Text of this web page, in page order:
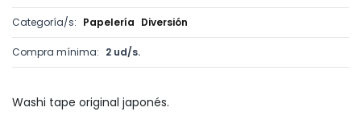
Categoría/s: Papelería Diversión
Compra mínima: 2 ud/s.
Washi tape original japonés.